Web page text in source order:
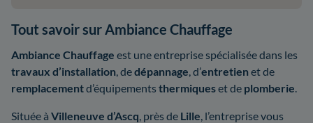
Tout savoir sur Ambiance Chauffage
Ambiance Chauffage est une entreprise spécialisée dans les
travaux d’installation,dedépannage, d’entretien et de
remplacementd’équipements thermiqueset de plomberie.
Située à Villeneuve d’Ascq, près de Lille, l’entreprise vous